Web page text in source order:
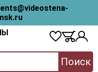
Поиск